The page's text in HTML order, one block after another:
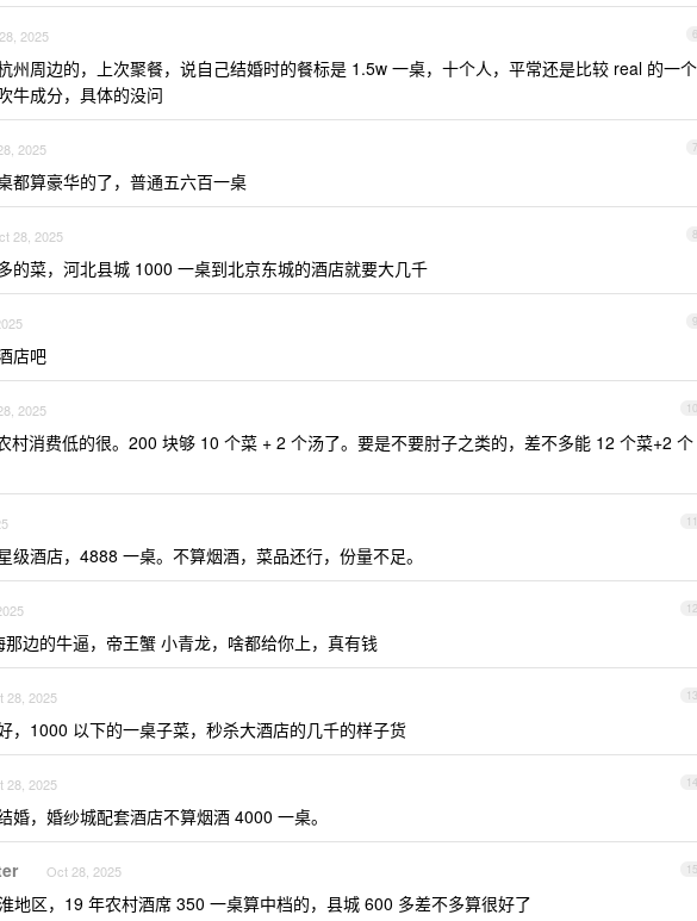
6
2025
州周边的，上次聚餐，说自己结婚时的餐标是 1.5w 一桌，十个人，平常还是比较 real 的一个
牛成分，具体的没问
7
2025
都算豪华的了，普通五六百一桌
8
28, 2025
的菜，河北县城 1000 一桌到北京东城的酒店就要大几千
9
店吧
10
2025
村消费低的很。200 块够 10 个菜 + 2 个汤了。要是不要肘子之类的，差不多能 12 个菜+2 个
11
级酒店，4888 一桌。不算烟酒，菜品还行，份量不足。
12
边的牛逼，帝王蟹 小青龙，啥都给你上，真有钱
13
28, 2025
，1000 以下的一桌子菜，秒杀大酒店的几千的样子货
14
28, 2025
婚，婚纱城配套酒店不算烟酒 4000 一桌。
15
Oct 28, 2025
地区，19 年农村酒席 350 一桌算中档的，县城 600 多差不多算很好了